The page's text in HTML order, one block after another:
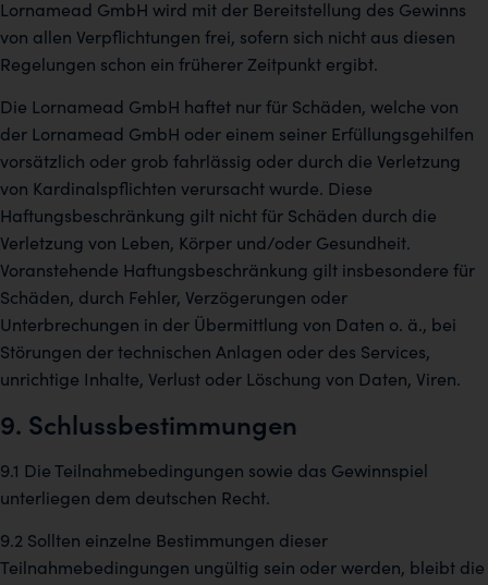
Lornamead GmbH wird mit der Bereitstellung des Gewinns
von allen Verpflichtungen frei, sofern sich nicht aus diesen
Regelungen schon ein früherer Zeitpunkt ergibt.
Die Lornamead GmbH haftet nur für Schäden, welche von
der Lornamead GmbH oder einem seiner Erfüllungsgehilfen
vorsätzlich oder grob fahrlässig oder durch die Verletzung
von Kardinalspflichten verursacht wurde. Diese
Haftungsbeschränkung gilt nicht für Schäden durch die
Verletzung von Leben, Körper und/oder Gesundheit.
Voranstehende Haftungsbeschränkung gilt insbesondere für
Schäden, durch Fehler, Verzögerungen oder
Unterbrechungen in der Übermittlung von Daten o. ä., bei
Störungen der technischen Anlagen oder des Services,
unrichtige Inhalte, Verlust oder Löschung von Daten, Viren.
9. Schlussbestimmungen
9.1 Die Teilnahmebedingungen sowie das Gewinnspiel
unterliegen dem deutschen Recht.
9.2 Sollten einzelne Bestimmungen dieser
Teilnahmebedingungen ungültig sein oder werden, bleibt die